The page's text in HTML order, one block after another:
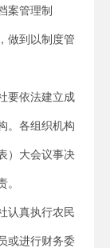
案管理制
做到以制度管
要依法建立成
。各组织机构
）大会议事决
。
认真执行农民
或进行财务委